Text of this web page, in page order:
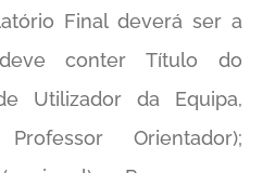
Final deverá ser a
conter Título do
Utilizador da Equipa,
Orientador);